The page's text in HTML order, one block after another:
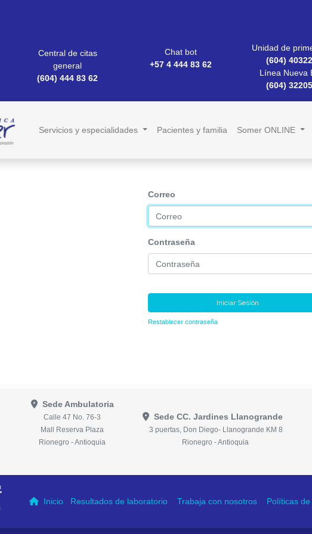
Central de citas
general
(604) 444 83 62
Chat bot
+57 4 444 83 62
Unidad de
(604)
Línea Nueva
(604)
Servicios y especialidades Pacientes y familia Somer ONLINE
Correo
Contraseña
Iniciar Sesión
Restablecer contraseña
Sede Ambulatoria
Calle 47 No. 76-3
Mall Reserva Plaza
Rionegro - Antioquia
Sede CC. Jardines Llanogrande
3 puertas, Don Diego- Llanogrande KM 8
Rionegro - Antioquia
Inicio Resultados de laboratorio Trabaja con nosotros Políticas